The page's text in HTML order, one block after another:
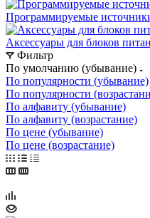
Программируемые
Аксессуары для блоков
Фильтр
По умолчанию (убывание)
По популярности (убывание)
По популярности
По алфавиту (убывание)
По алфавиту (возрастание)
По цене (убывание)
По цене (возрастание)